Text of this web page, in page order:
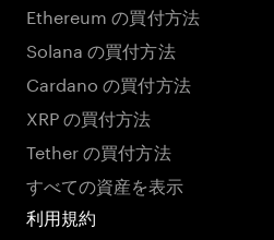
Ethereum の買付方法
Solana の買付方法
Cardano の買付方法
XRP の買付方法
Tether の買付方法
すべての資産を表示
利用規約